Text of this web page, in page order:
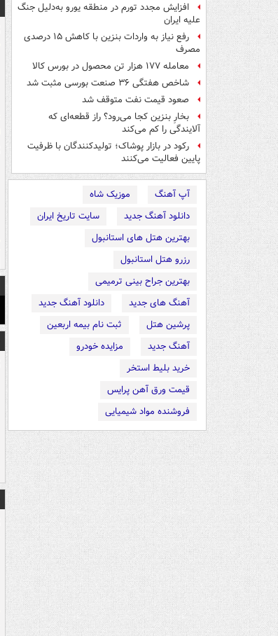
افزایش مجدد تورم در منطقه یورو به‌دلیل جنگ
علیه ایران
رفع نیاز به واردات بنزین با کاهش ۱۵ درصدی
مصرف
معامله ۱۷۷ هزار تن محصول در بورس کالا
شاخص‌ هفتگی ۳۶ صنعت بورسی مثبت شد
صعود قیمت نفت متوقف شد
بخارِ بنزین کجا می‌رود؟ راز قطعه‌ای که
آلایندگی را کم می‌کند
رکود در بازار پوشاک؛ تولیدکنندگان با ظرفیت
پایین فعالیت می‌کنند
آپ آهنگ
موزیک شاه
دانلود آهنگ جدید
سایت تاریخ ایران
بهترین هتل های استانبول
رزرو هتل استانبول
بهترین جراح بینی ترمیمی
آهنگ های جدید
دانلود آهنگ جدید
پرشین هتل
ثبت نام بیمه اربعین
آهنگ جدید
مزایده خودرو
خرید بلیط استخر
قیمت ورق آهن پرایس
فروشنده مواد شیمیایی